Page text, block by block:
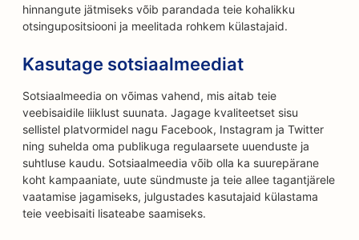
hinnangute jätmiseks võib parandada teie kohalikku
otsingupositsiooni ja meelitada rohkem külastajaid.
Kasutage sotsiaalmeediat
Sotsiaalmeedia on võimas vahend, mis aitab teie
veebisaidile liiklust suunata. Jagage kvaliteetset sisu
sellistel platvormidel nagu Facebook, Instagram ja Twitter
ning suhelda oma publikuga regulaarsete uuenduste ja
suhtluse kaudu. Sotsiaalmeedia võib olla ka suurepärane
koht kampaaniate, uute sündmuste ja teie allee tagantjärele
vaatamise jagamiseks, julgustades kasutajaid külastama
teie veebisaiti lisateabe saamiseks.